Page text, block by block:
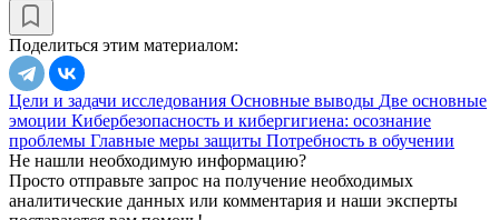
Поделиться этим материалом:
Цели и задачи исследования Основные выводы Две основные
эмоции Кибербезопасность и кибергигиена: осознание
проблемы Главные меры защиты Потребность в обучении
Не нашли необходимую информацию?
Просто отправьте запрос на получение необходимых
аналитические данных или комментария и наши эксперты